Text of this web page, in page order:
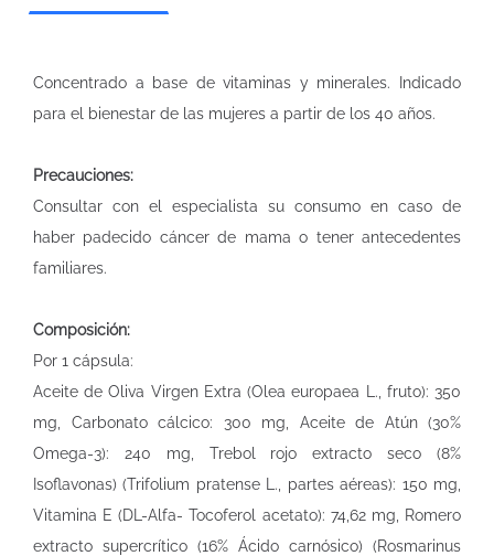
Concentrado a base de vitaminas y minerales. Indicado
para el bienestar de las mujeres a partir de los 40 años.
Precauciones:
Consultar con el especialista su consumo en caso de
haber padecido cáncer de mama o tener antecedentes
familiares.
Composición:
Por 1 cápsula:
Aceite de Oliva Virgen Extra (Olea europaea L., fruto): 350
mg, Carbonato cálcico: 300 mg, Aceite de Atún (30%
Omega-3): 240 mg, Trebol rojo extracto seco (8%
Isoflavonas) (Trifolium pratense L., partes aéreas): 150 mg,
Vitamina E (DL-Alfa- Tocoferol acetato): 74,62 mg, Romero
extracto supercrítico (16% Ácido carnósico) (Rosmarinus